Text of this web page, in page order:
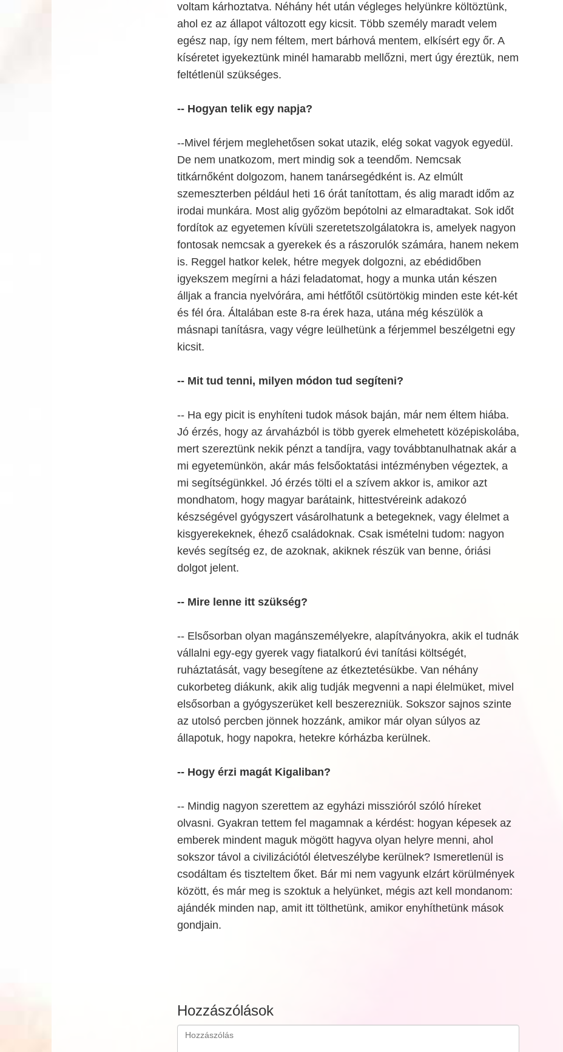
voltam kárhoztatva. Néhány hét után végleges helyünkre költöztünk,
ahol ez az állapot változott egy kicsit. Több személy maradt velem
egész nap, így nem féltem, mert bárhová mentem, elkísért egy őr. A
kíséretet igyekeztünk minél hamarabb mellőzni, mert úgy éreztük, nem
feltétlenül szükséges.
-- Hogyan telik egy napja?
--Mivel férjem meglehetősen sokat utazik, elég sokat vagyok egyedül.
De nem unatkozom, mert mindig sok a teendőm. Nemcsak
titkárnőként dolgozom, hanem tanársegédként is. Az elmúlt
szemeszterben például heti 16 órát tanítottam, és alig maradt időm az
irodai munkára. Most alig győzöm bepótolni az elmaradtakat. Sok időt
fordítok az egyetemen kívüli szeretetszolgálatokra is, amelyek nagyon
fontosak nemcsak a gyerekek és a rászorulók számára, hanem nekem
is. Reggel hatkor kelek, hétre megyek dolgozni, az ebédidőben
igyekszem megírni a házi feladatomat, hogy a munka után készen
álljak a francia nyelvórára, ami hétfőtől csütörtökig minden este két-két
és fél óra. Általában este 8-ra érek haza, utána még készülök a
másnapi tanításra, vagy végre leülhetünk a férjemmel beszélgetni egy
kicsit.
-- Mit tud tenni, milyen módon tud segíteni?
-- Ha egy picit is enyhíteni tudok mások baján, már nem éltem hiába.
Jó érzés, hogy az árvaházból is több gyerek elmehetett középiskolába,
mert szereztünk nekik pénzt a tandíjra, vagy továbbtanulhatnak akár a
mi egyetemünkön, akár más felsőoktatási intézményben végeztek, a
mi segítségünkkel. Jó érzés tölti el a szívem akkor is, amikor azt
mondhatom, hogy magyar barátaink, hittestvéreink adakozó
készségével gyógyszert vásárolhatunk a betegeknek, vagy élelmet a
kisgyerekeknek, éhező családoknak. Csak ismételni tudom: nagyon
kevés segítség ez, de azoknak, akiknek részük van benne, óriási
dolgot jelent.
-- Mire lenne itt szükség?
-- Elsősorban olyan magánszemélyekre, alapítványokra, akik el tudnák
vállalni egy-egy gyerek vagy fiatalkorú évi tanítási költségét,
ruháztatását, vagy besegítene az étkeztetésükbe. Van néhány
cukorbeteg diákunk, akik alig tudják megvenni a napi élelmüket, mivel
elsősorban a gyógyszerüket kell beszerezniük. Sokszor sajnos szinte
az utolsó percben jönnek hozzánk, amikor már olyan súlyos az
állapotuk, hogy napokra, hetekre kórházba kerülnek.
-- Hogy érzi magát Kigaliban?
-- Mindig nagyon szerettem az egyházi misszióról szóló híreket
olvasni. Gyakran tettem fel magamnak a kérdést: hogyan képesek az
emberek mindent maguk mögött hagyva olyan helyre menni, ahol
sokszor távol a civilizációtól életveszélybe kerülnek? Ismeretlenül is
csodáltam és tiszteltem őket. Bár mi nem vagyunk elzárt körülmények
között, és már meg is szoktuk a helyünket, mégis azt kell mondanom:
ajándék minden nap, amit itt tölthetünk, amikor enyhíthetünk mások
gondjain.
Hozzászólások